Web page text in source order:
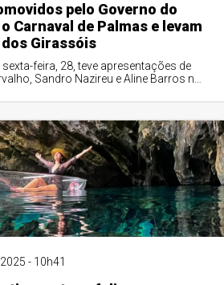
pelo Governo do
Carnaval de Palmas e levam
Girassóis
feira, 28, teve apresentações de
Sandro Nazireu e Aline Barros no
- 10h41